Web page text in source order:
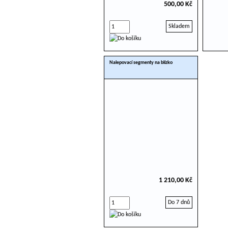
500,00 Kč
Skladem
Nalepovací segmenty na blízko
1 210,00 Kč
Do 7 dnů